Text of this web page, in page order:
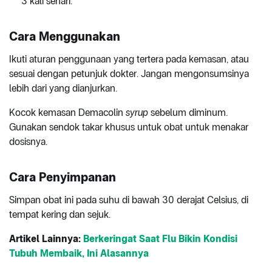
Cara Menggunakan
Ikuti aturan penggunaan yang tertera pada kemasan, atau
sesuai dengan petunjuk dokter. Jangan mengonsumsinya
lebih dari yang dianjurkan.
Kocok kemasan Demacolin syrup sebelum diminum.
Gunakan sendok takar khusus untuk obat untuk menakar
dosisnya.
Cara Penyimpanan
Simpan obat ini pada suhu di bawah 30 derajat Celsius, di
tempat kering dan sejuk.
Artikel Lainnya: Berkeringat Saat Flu Bikin Kondisi
Tubuh Membaik, Ini Alasannya